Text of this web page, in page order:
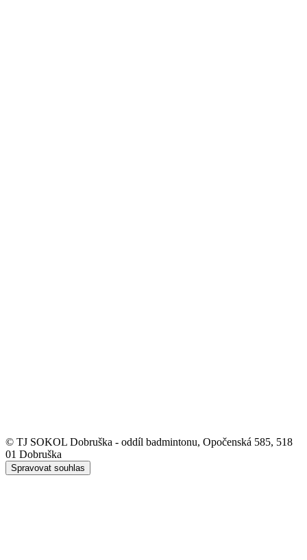
© TJ SOKOL Dobruška - oddíl badmintonu, Opočenská 585, 518
01 Dobruška
Spravovat souhlas